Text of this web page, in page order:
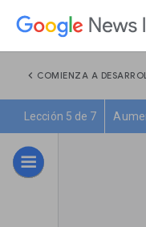
chevron_left COMIENZA A
Lección 5 de 7